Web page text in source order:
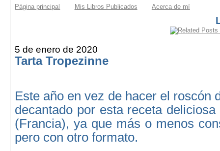
Página principal Mis Libros Publicados Acerca de mí
5 de enero de 2020
Tarta Tropezinne
Este año en vez de hacer el roscón
decantado por esta receta
(Francia), ya que más o menos
pero con otro formato.